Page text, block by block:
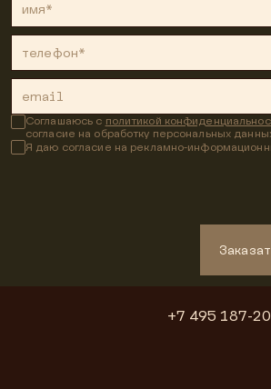
имя*
телефон*
email
Соглашаюсь с политикой
согласие на обработку персональных
Я даю согласие на рекламно-
+7 495 187-